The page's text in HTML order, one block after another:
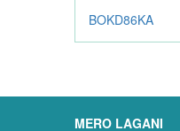
BOKD86KA
MERO LAGANI